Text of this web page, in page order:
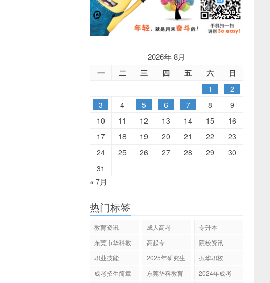
2026年 8月
一 二 三 四 五 六
日
1
2
3
4 5 6 7 8
9
10
11 12 13 14 15
16
17
18 19 20 21 22
23
24
25 26 27 28 29
30
31
« 7月
热门标签
教育资讯 成人高考
专升本
东莞市华科教
高起专
院校资讯
职业技能
2025年研究生
振华职校
成考招生简章
东莞华科教育 2024年成考